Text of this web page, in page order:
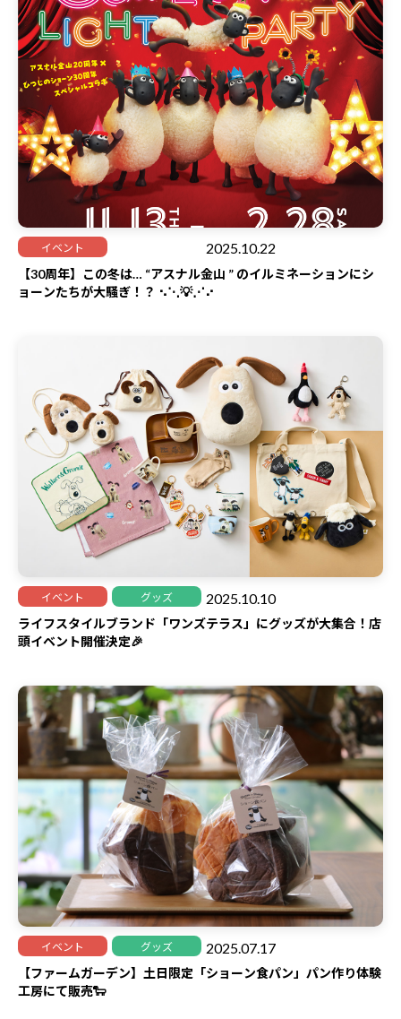
イベント 2025.10.22
【30周年】この冬は… “アスナル金山 ” のイルミネーションにシ
ョーンたちが大騒ぎ！？ ⠢⋱💡⋰⠔
イベント グッズ 2025.10.10
ライフスタイルブランド「ワンズテラス」にグッズが大集合！店
頭イベント開催決定🎉
イベント グッズ 2025.07.17
【ファームガーデン】土日限定「ショーン食パン」パン作り体験
工房にて販売🐑